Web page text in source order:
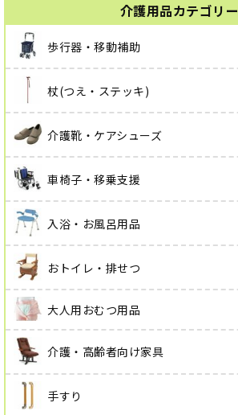
介護用品カテゴリー
歩行器・移動補助
杖(つえ・ステッキ)
介護靴・ケアシューズ
車椅子・移乗支援
入浴・お風呂用品
おトイレ・排せつ
大人用おむつ用品
介護・高齢者向け家具
手すり